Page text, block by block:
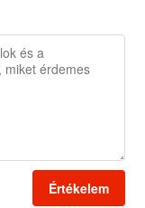
Értékelem